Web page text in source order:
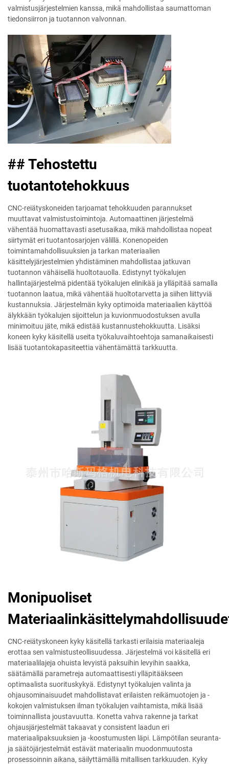
valmistusjärjestelmien kanssa, mikä mahdollistaa saumattoman
tiedonsiirron ja tuotannon valvonnan.
## Tehostettu
tuotantotehokkuus
CNC-reiätyskoneiden tarjoamat tehokkuuden parannukset
muuttavat valmistustoimintoja. Automaattinen järjestelmä
vähentää huomattavasti asetusaikaa, mikä mahdollistaa nopeat
siirtymät eri tuotantosarjojen välillä. Konenopeiden
toimintamahdollisuuksien ja tarkan materiaalien
käsittelyjärjestelmien yhdistäminen mahdollistaa jatkuvan
tuotannon vähäisellä huoltotauolla. Edistynyt työkalujen
hallintajärjestelmä pidentää työkalujen elinikää ja ylläpitää samalla
tuotannon laatua, mikä vähentää huoltotarvetta ja siihen liittyviä
kustannuksia. Järjestelmän kyky optimoida materiaalien käyttöä
älykkään työkalujen sijoittelun ja kuvionmuodostuksen avulla
minimoituu jäte, mikä edistää kustannustehokkuutta. Lisäksi
koneen kyky käsitellä useita työkaluvaihtoehtoja samanaikaisesti
lisää tuotantokapasiteettia vähentämättä tarkkuutta.
Monipuoliset
CNC-reiätyskoneen kyky käsitellä tarkasti erilaisia materiaaleja
erottaa sen valmistusteollisuudessa. Järjestelmä voi käsitellä eri
materiaalilajeja ohuista levyistä paksuihin levyihin saakka,
säätämällä parametreja automaattisesti ylläpitääkseen
optimaalista suorituskykyä. Edistynyt työkalujen valinta ja
ohjausominaisuudet mahdollistavat erilaisten reikämuotojen ja -
kokojen valmistuksen ilman työkalujen vaihtamista, mikä lisää
toiminnallista joustavuutta. Konetta vahva rakenne ja tarkat
ohjausjärjestelmät takaavat y consistent laadun eri
materiaalipaksuuksien ja -koostumusten läpi. Lämpötilan seuranta-
ja säätöjärjestelmät estävät materiaalin muodonmuutosta
prosessoinnin aikana, säilyttämällä mitallisen tarkkuuden. Kyky